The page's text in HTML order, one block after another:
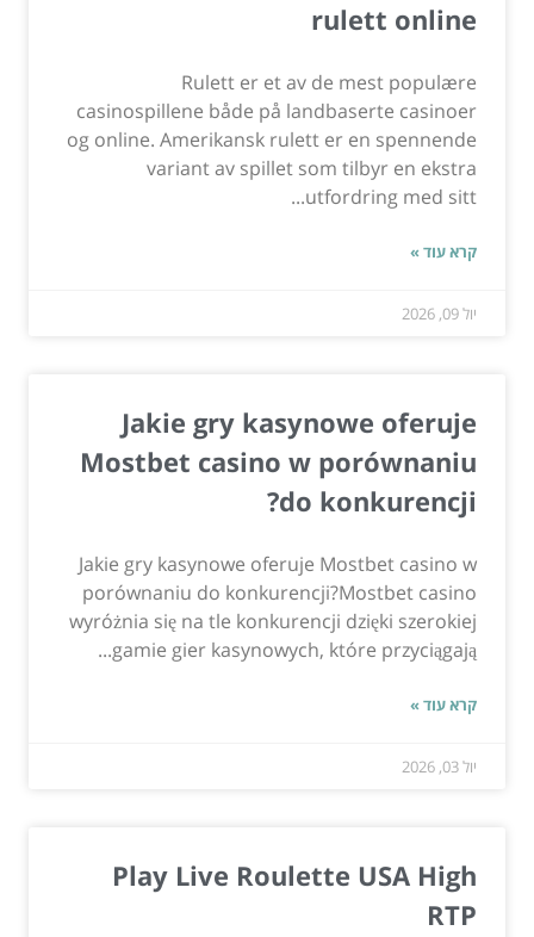
rulett online
Rulett er et av de mest populære
casinospillene både på landbaserte casinoer
og online. Amerikansk rulett er en spennende
variant av spillet som tilbyr en ekstra
utfordring med sitt...
קרא עוד »
יול 09, 2026
Jakie gry kasynowe oferuje
Mostbet casino w porównaniu
do konkurencji?
Jakie gry kasynowe oferuje Mostbet casino w
porównaniu do konkurencji?Mostbet casino
wyróżnia się na tle konkurencji dzięki szerokiej
gamie gier kasynowych, które przyciągają...
קרא עוד »
יול 03, 2026
Play Live Roulette USA High
RTP